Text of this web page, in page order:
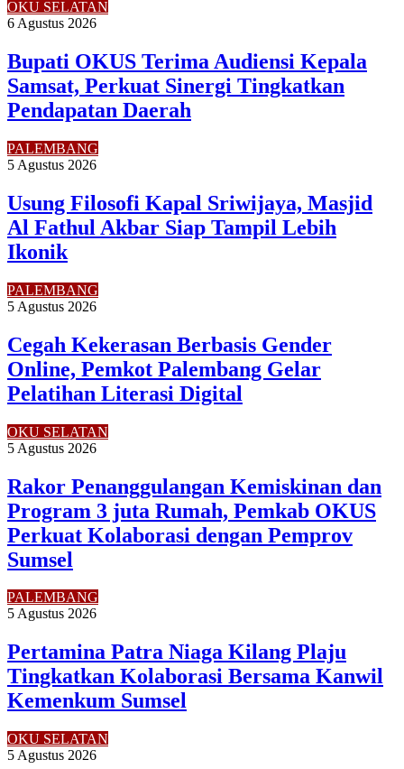
OKU SELATAN
6 Agustus 2026
Bupati OKUS Terima Audiensi Kepala
Samsat, Perkuat Sinergi Tingkatkan
Pendapatan Daerah
PALEMBANG
5 Agustus 2026
Usung Filosofi Kapal Sriwijaya, Masjid
Al Fathul Akbar Siap Tampil Lebih
Ikonik
PALEMBANG
5 Agustus 2026
Cegah Kekerasan Berbasis Gender
Online, Pemkot Palembang Gelar
Pelatihan Literasi Digital
OKU SELATAN
5 Agustus 2026
Rakor Penanggulangan Kemiskinan dan
Program 3 juta Rumah, Pemkab OKUS
Perkuat Kolaborasi dengan Pemprov
Sumsel
PALEMBANG
5 Agustus 2026
Pertamina Patra Niaga Kilang Plaju
Tingkatkan Kolaborasi Bersama Kanwil
Kemenkum Sumsel
OKU SELATAN
5 Agustus 2026